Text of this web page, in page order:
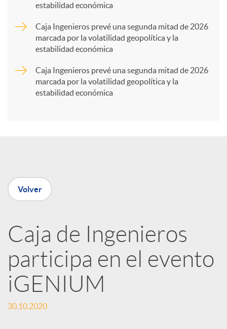
n
e
d
e
estabilidad económica
Caja Ingenieros prevé una segunda mitad de 2026
marcada por la volatilidad geopolítica y la
estabilidad económica
Caja Ingenieros prevé una segunda mitad de 2026
marcada por la volatilidad geopolítica y la
estabilidad económica
Volver
Caja de Ingenieros
participa en el evento
iGENIUM
30.10.2020